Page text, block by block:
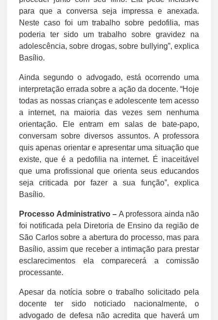
para que a conversa seja impressa e anexada.
Neste caso foi um trabalho sobre pedofilia, mas
poderia ter sido um trabalho sobre gravidez na
adolescência, sobre drogas, sobre bullying”, explica
Basílio.
Ainda segundo o advogado, está ocorrendo uma
interpretação errada sobre a ação da docente. “Hoje
todas as nossas crianças e adolescente tem acesso
a internet, na maioria das vezes sem nenhuma
orientação. Ele entram em salas de bate-papo,
conversam sobre diversos assuntos. A professora
quis apenas orientar e apresentar uma situação que
existe, que é a pedofilia na internet. É inaceitável
que uma profissional que orienta seus educandos
seja criticada por fazer a sua função”, explica
Basílio.
Processo Administrativo – A professora ainda não
foi notificada pela Diretoria de Ensino da região de
São Carlos sobre a abertura do processo, mas para
Basílio, assim que receber a intimação para prestar
esclarecimentos ela comparecerá a comissão
processante.
Apesar da notícia sobre o trabalho solicitado pela
docente ter sido noticiado nacionalmente, o
advogado de defesa não acredita que haverá um